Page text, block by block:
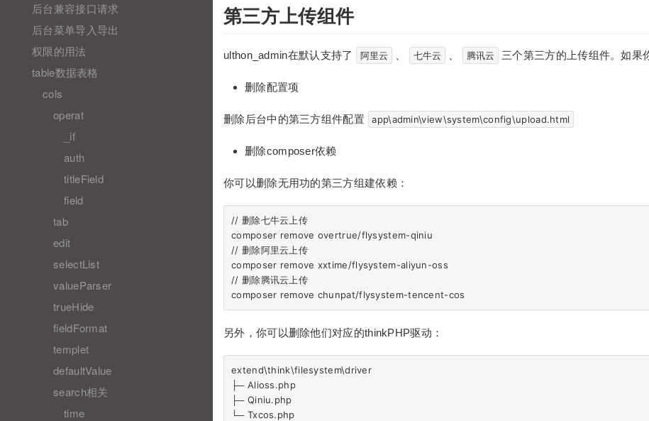
后台兼容接口请求
后台菜单导入导出
权限的用法
table数据表格
cols
operat
_if
auth
titleField
field
tab
edit
selectList
valueParser
trueHide
fieldFormat
templet
defaultValue
search相关
time
第三方上传组件
ulthon_admin在默认支持了 阿里云 七牛云 腾讯云 三个第三方的上传组件。如果
删除配置项
删除后台中的第三方组件配置 app\admin\view\system\config\upload.html
删除composer依赖
你可以删除无用功的第三方组建依赖：
// 删除七牛云上传
composer remove overtrue/flysystem-qiniu
// 删除阿里云上传
composer remove xxtime/flysystem-aliyun-oss
// 删除腾讯云上传
另外，你可以删除他们对应的thinkPHP驱动：
extend\think\filesystem\driver
├─ Alioss.php
├─ Qiniu.php